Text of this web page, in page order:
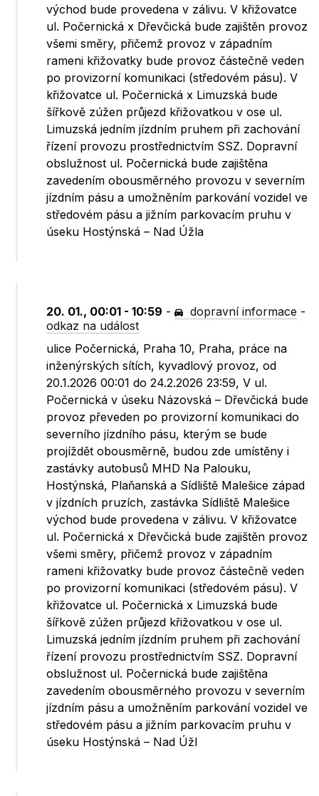
východ bude provedena v zálivu. V křižovatce
ul. Počernická x Dřevčická bude zajištěn provoz
všemi směry, přičemž provoz v západním
rameni křižovatky bude provoz částečně veden
po provizorní komunikaci (středovém pásu). V
křižovatce ul. Počernická x Limuzská bude
šířkově zúžen průjezd křižovatkou v ose ul.
Limuzská jedním jízdním pruhem při zachování
řízení provozu prostřednictvím SSZ. Dopravní
obslužnost ul. Počernická bude zajištěna
zavedením obousměrného provozu v severním
jízdním pásu a umožněním parkování vozidel ve
středovém pásu a jižním parkovacím pruhu v
úseku Hostýnská – Nad Úžla
20. 01., 00:01 - 10:59 - dopravní informace -
odkaz na událost
ulice Počernická, Praha 10, Praha, práce na
inženýrských sítích, kyvadlový provoz, od
20.1.2026 00:01 do 24.2.2026 23:59, V ul.
Počernická v úseku Názovská – Dřevčická bude
provoz převeden po provizorní komunikaci do
severního jízdního pásu, kterým se bude
projíždět obousměrně, budou zde umístěny i
zastávky autobusů MHD Na Palouku,
Hostýnská, Plaňanská a Sídliště Malešice západ
v jízdních pruzích, zastávka Sídliště Malešice
východ bude provedena v zálivu. V křižovatce
ul. Počernická x Dřevčická bude zajištěn provoz
všemi směry, přičemž provoz v západním
rameni křižovatky bude provoz částečně veden
po provizorní komunikaci (středovém pásu). V
křižovatce ul. Počernická x Limuzská bude
šířkově zúžen průjezd křižovatkou v ose ul.
Limuzská jedním jízdním pruhem při zachování
řízení provozu prostřednictvím SSZ. Dopravní
obslužnost ul. Počernická bude zajištěna
zavedením obousměrného provozu v severním
jízdním pásu a umožněním parkování vozidel ve
středovém pásu a jižním parkovacím pruhu v
úseku Hostýnská – Nad Úžl